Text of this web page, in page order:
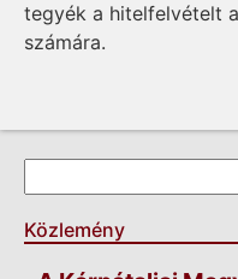
tegyék a hitelfelvételt
számára.
Keresés űrlap
Keresés
Közlemény